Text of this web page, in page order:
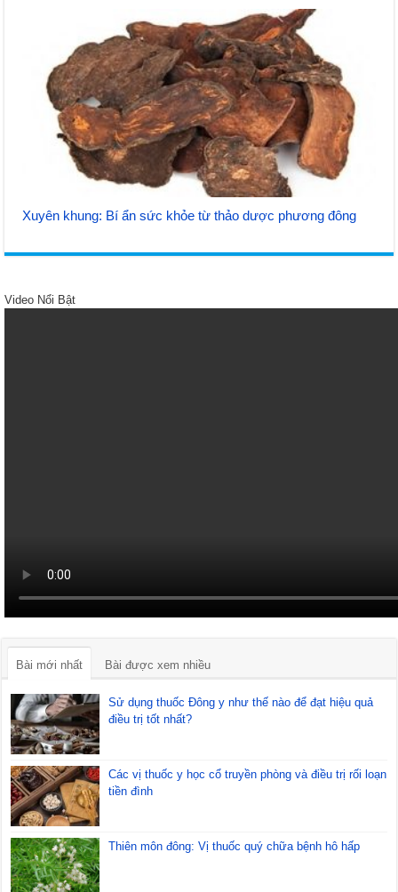
Xuyên khung: Bí ẩn sức khỏe từ thảo dược phương đông
Video Nổi Bật
Bài mới nhất Bài được xem nhiều
Sử dụng thuốc Đông y như thế nào để đạt hiệu quả
điều trị tốt nhất?
Các vị thuốc y học cổ truyền phòng và điều trị rối loạn
tiền đình
Thiên môn đông: Vị thuốc quý chữa bệnh hô hấp